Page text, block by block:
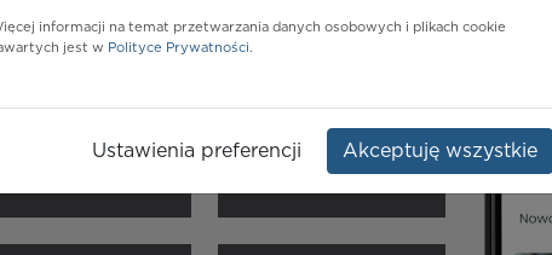
ochrony zdrowia
INHALATORY
informacji na temat przetwarzania danych osobowych i plikach cookie
jest w Polityce Prywatności.
Ustawienia preferencji Akceptuję wszystkie